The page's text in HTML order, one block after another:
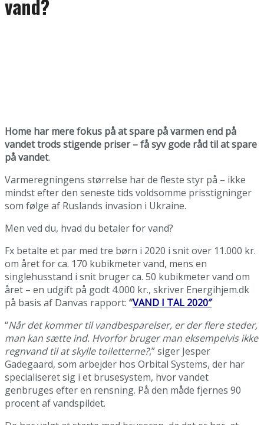
vand?
Home har mere fokus på at spare på varmen end på
vandet trods stigende priser – få syv gode råd til at spare
på vandet.
Varmeregningens størrelse har de fleste styr på – ikke
mindst efter den seneste tids voldsomme prisstigninger
som følge af Ruslands invasion i Ukraine.
Men ved du, hvad du betaler for vand?
Fx betalte et par med tre børn i 2020 i snit over 11.000 kr.
om året for ca. 170 kubikmeter vand, mens en
singlehusstand i snit bruger ca. 50 kubikmeter vand om
året – en udgift på godt 4.000 kr., skriver Energihjem.dk
på basis af Danvas rapport: “VAND I TAL 2020″
“Når det kommer til vandbesparelser, er der flere steder,
man kan sætte ind. Hvorfor bruger man eksempelvis ikke
regnvand til at skylle toiletterne?,” siger Jesper
Gadegaard, som arbejder hos Orbital Systems, der har
specialiseret sig i et brusesystem, hvor vandet
genbruges efter en rensning. På den måde fjernes 90
procent af vandspildet.